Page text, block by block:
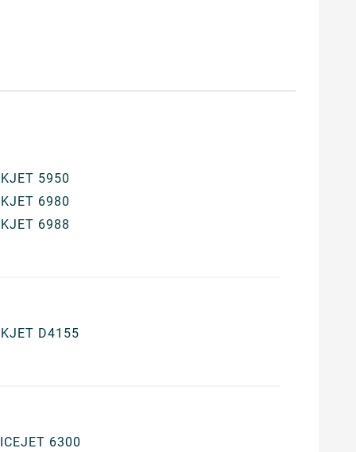
5950
6980
6988
D4155
6300